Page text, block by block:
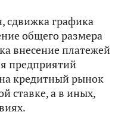
сдвижка графика
общего размера
внесение платежей
предприятий
кредитный рынок
ставке, а в иных,